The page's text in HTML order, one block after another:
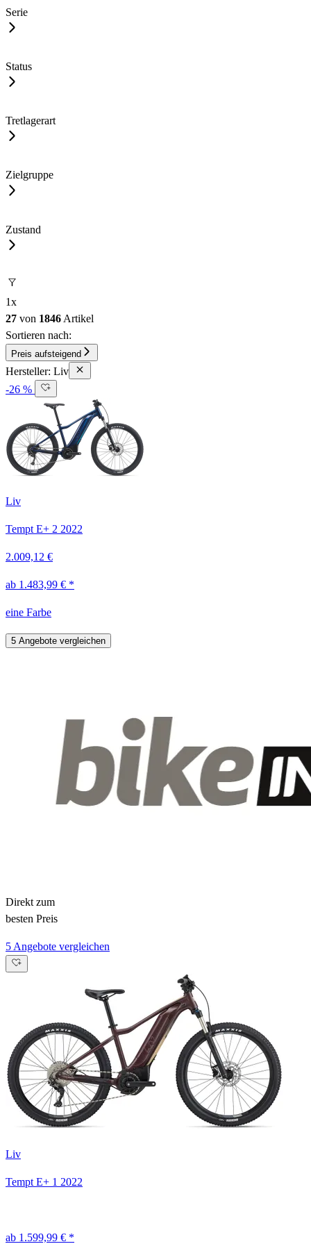
Serie
Status
Tretlagerart
Zielgruppe
Zustand
1x
27 von 1846 Artikel
Sortieren nach:
Preis aufsteigend
Hersteller: Liv
-26 %
Liv
Tempt E+ 2 2022
2.009,12 €
ab 1.483,99 € *
eine Farbe
5 Angebote vergleichen
Direkt zum
besten Preis
5 Angebote vergleichen
Liv
Tempt E+ 1 2022
ab 1.599,99 € *